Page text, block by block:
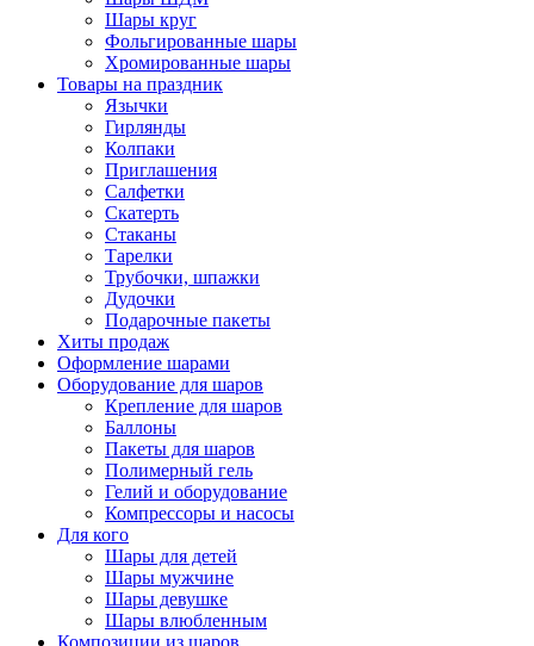
Шары круг
Фольгированные шары
Хромированные шары
Товары на праздник
Язычки
Гирлянды
Колпаки
Приглашения
Салфетки
Скатерть
Стаканы
Тарелки
Трубочки, шпажки
Дудочки
Подарочные пакеты
Хиты продаж
Оформление шарами
Оборудование для шаров
Крепление для шаров
Баллоны
Пакеты для шаров
Полимерный гель
Гелий и оборудование
Компрессоры и насосы
Для кого
Шары для детей
Шары мужчине
Шары девушке
Шары влюбленным
Композиции из шаров